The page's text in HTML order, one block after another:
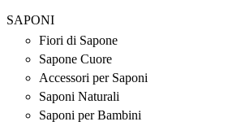
SAPONI
Fiori di Sapone
Sapone Cuore
Accessori per Saponi
Saponi Naturali
Saponi per Bambini